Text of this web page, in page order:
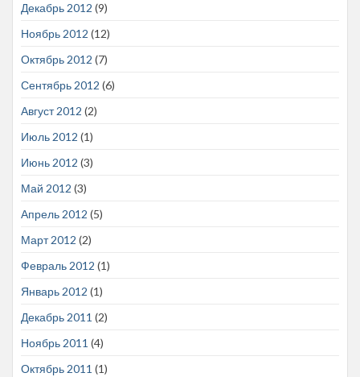
Декабрь 2012 (9)
Ноябрь 2012 (12)
Октябрь 2012 (7)
Сентябрь 2012 (6)
Август 2012 (2)
Июль 2012 (1)
Июнь 2012 (3)
Май 2012 (3)
Апрель 2012 (5)
Март 2012 (2)
Февраль 2012 (1)
Январь 2012 (1)
Декабрь 2011 (2)
Ноябрь 2011 (4)
Октябрь 2011 (1)